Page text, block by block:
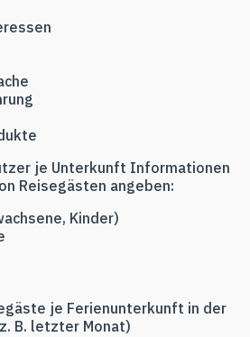
je Unterkunft Informationen
Reisegästen angeben:
Kinder)
je Ferienunterkunft in der
B. letzter Monat)